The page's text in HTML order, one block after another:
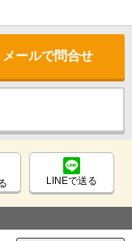
メールで問合せ
LINEで送る